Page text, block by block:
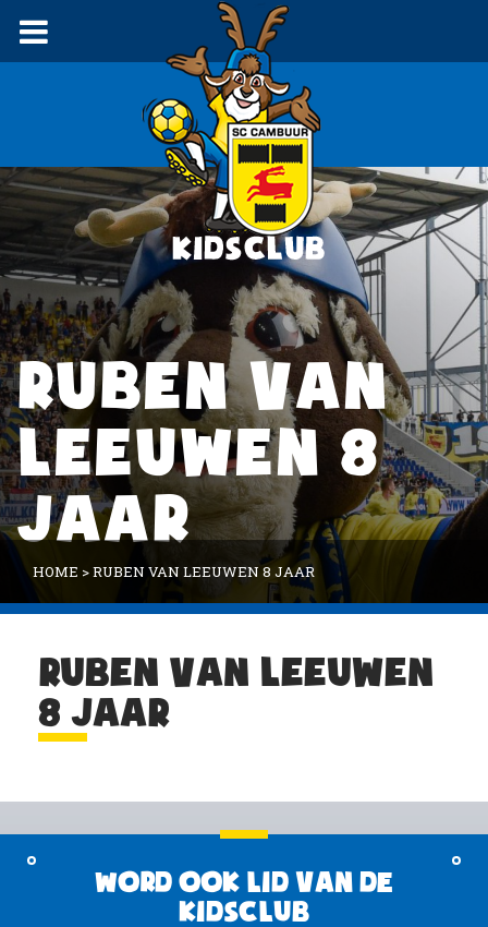
RUBEN VAN
LEEUWEN 8
JAAR
HOME >RUBEN VAN LEEUWEN 8 JAAR
RUBEN VAN LEEUWEN
8 JAAR
Word ook lid van de
KidsClub